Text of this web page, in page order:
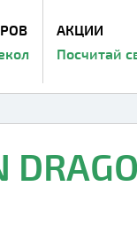
АКЦИИ
Посчитай